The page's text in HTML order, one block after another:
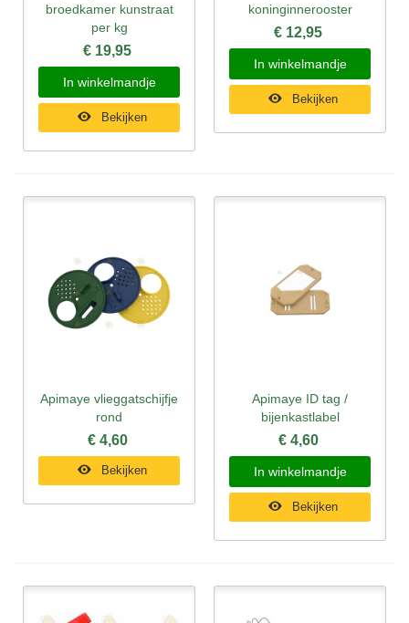
broedkamer kunstraat
per kg
€ 19,95
In winkelmandje
Bekijken
koninginnerooster
€ 12,95
In winkelmandje
Bekijken
Apimaye vlieggatschijfje
rond
€ 4,60
Bekijken
Apimaye ID tag /
bijenkastlabel
€ 4,60
In winkelmandje
Bekijken